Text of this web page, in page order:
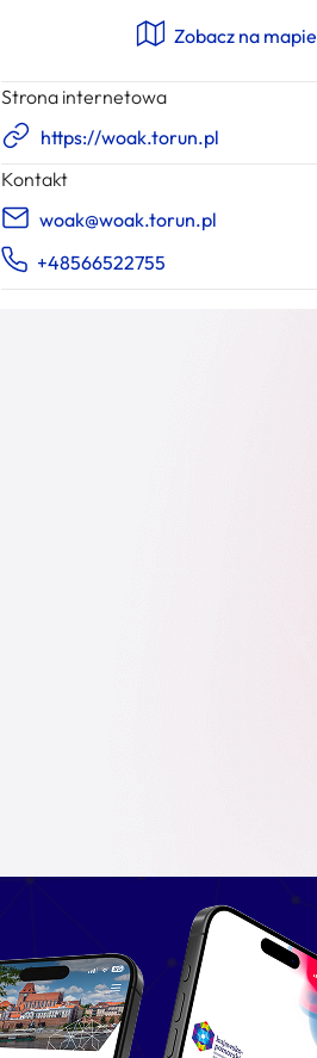
Zobacz na mapie
Strona internetowa
https://woak.torun.pl
Kontakt
woak@woak.torun.pl
+48566522755